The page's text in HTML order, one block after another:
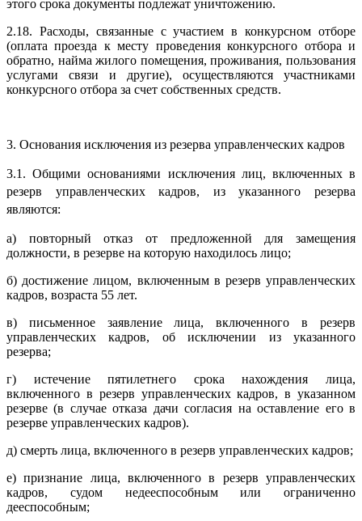
этого срока документы подлежат уничтожению.
2.18. Расходы, связанные с участием в конкурсном отборе
(оплата проезда к месту проведения конкурсного отбора и
обратно, найма жилого помещения, проживания, пользования
услугами связи и другие), осуществляются участниками
конкурсного отбора за счет собственных средств.
3. Основания исключения из резерва управленческих кадров
3.1. Общими основаниями исключения лиц, включенных в
резерв управленческих кадров, из указанного резерва
являются:
а) повторный отказ от предложенной для замещения
должности, в резерве на которую находилось лицо;
б) достижение лицом, включенным в резерв управленческих
кадров, возраста 55 лет.
в) письменное заявление лица, включенного в резерв
управленческих кадров, об исключении из указанного
резерва;
г) истечение пятилетнего срока нахождения лица,
включенного в резерв управленческих кадров, в указанном
резерве (в случае отказа дачи согласия на оставление его в
резерве управленческих кадров).
д) смерть лица, включенного в резерв управленческих кадров;
е) признание лица, включенного в резерв управленческих
кадров, судом недееспособным или ограниченно
дееспособным;